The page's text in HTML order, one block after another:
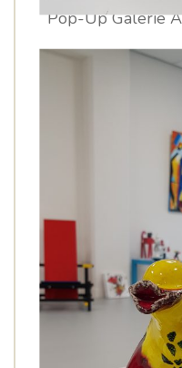
Pop-Up Galerie